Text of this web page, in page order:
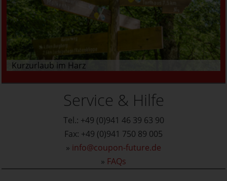
Kurzurlaub im Harz
Service & Hilfe
Tel.: +49 (0)941 46 39 63 90
Fax: +49 (0)941 750 89 005
» info@coupon-future.de
» FAQs